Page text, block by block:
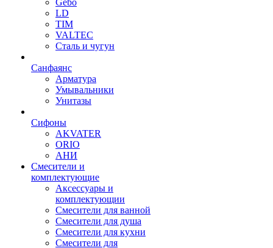
Gebo
LD
TIM
VALTEC
Сталь и чугун
Санфаянс
Арматура
Умывальники
Унитазы
Сифоны
AKVATER
ORIO
АНИ
Смесители и
комплектующие
Аксессуары и
комплектующии
Смесители для ванной
Смесители для душа
Смесители для кухни
Смесители для